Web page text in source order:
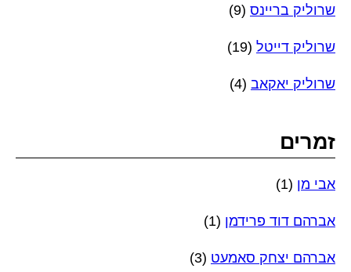
שרוליק בריינס (9)
שרוליק דייטל (19)
שרוליק יאקאב (4)
זמרים
אבי מן (1)
אברהם דוד פרידמן (1)
אברהם יצחק סאמעט (3)